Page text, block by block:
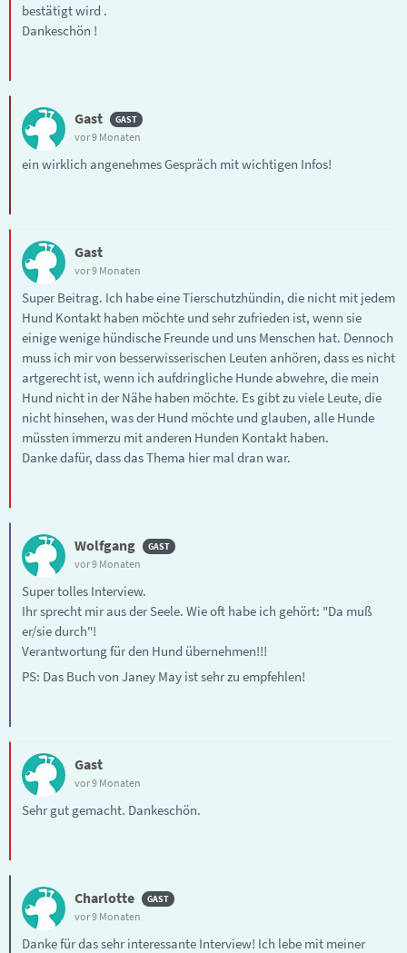
bestätigt wird .
Dankeschön !
Gast
vor 9 Monaten
ein wirklich angenehmes Gespräch mit wichtigen Infos!
Gast
vor 9 Monaten
Super Beitrag. Ich habe eine Tierschutzhündin, die nicht mit jedem
Hund Kontakt haben möchte und sehr zufrieden ist, wenn sie
einige wenige hündische Freunde und uns Menschen hat. Dennoch
muss ich mir von besserwisserischen Leuten anhören, dass es nicht
artgerecht ist, wenn ich aufdringliche Hunde abwehre, die mein
Hund nicht in der Nähe haben möchte. Es gibt zu viele Leute, die
nicht hinsehen, was der Hund möchte und glauben, alle Hunde
müssten immerzu mit anderen Hunden Kontakt haben.
Danke dafür, dass das Thema hier mal dran war.
Wolfgang
vor 9 Monaten
Super tolles Interview.
Ihr sprecht mir aus der Seele. Wie oft habe ich gehört: "Da muß
er/sie durch"!
Verantwortung für den Hund übernehmen!!!
PS: Das Buch von Janey May ist sehr zu empfehlen!
Gast
vor 9 Monaten
Sehr gut gemacht. Dankeschön.
Charlotte
vor 9 Monaten
Danke für das sehr interessante Interview! Ich lebe mit meiner